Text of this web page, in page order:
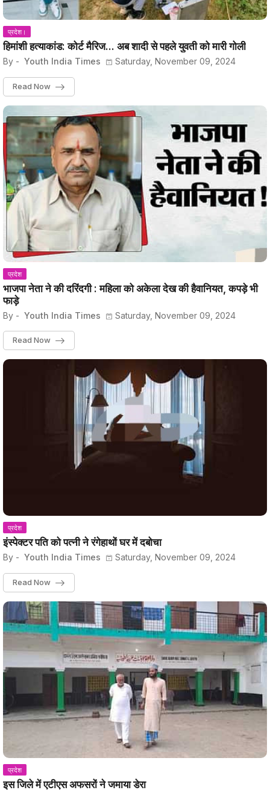
प्रदेश।
हिमांशी हत्याकांड: कोर्ट मैरिज... अब शादी से पहले युवती को मारी गोली
By - Youth India Times Saturday, November 09, 2024
Read Now
प्रदेश
भाजपा नेता ने की दरिंदगी : महिला को अकेला देख की हैवानियत, कपड़े भी
फाड़े
By - Youth India Times Saturday, November 09, 2024
Read Now
प्रदेश
इंस्पेक्टर पति को पत्नी ने रंगेहाथों घर में दबोचा
By - Youth India Times Saturday, November 09, 2024
Read Now
प्रदेश
इस जिले में एटीएस अफसरों ने जमाया डेरा